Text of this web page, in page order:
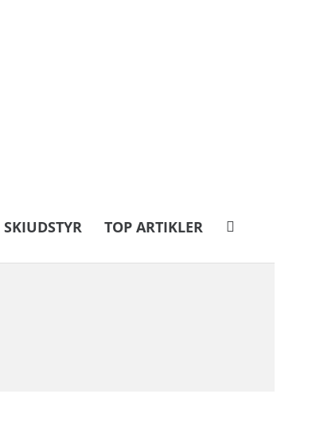
SKIUDSTYR TOP ARTIKLER